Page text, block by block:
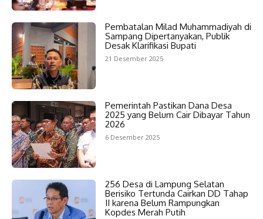
Pembatalan Milad Muhammadiyah di
Sampang Dipertanyakan, Publik
Desak Klarifikasi Bupati
21 Desember 2025
Pemerintah Pastikan Dana Desa
2025 yang Belum Cair Dibayar Tahun
2026
6 Desember 2025
256 Desa di Lampung Selatan
Berisiko Tertunda Cairkan DD Tahap
II karena Belum Rampungkan
Kopdes Merah Putih